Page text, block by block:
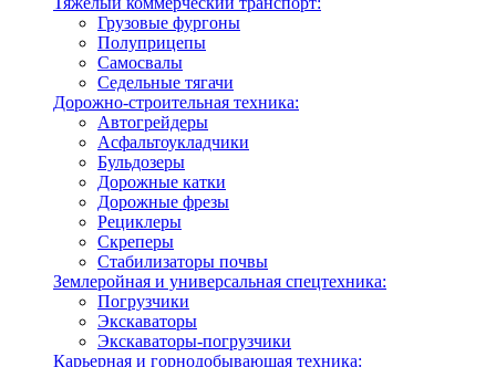
Грузовые фургоны
Полуприцепы
Самосвалы
Седельные тягачи
Дорожно-строительная техника:
Автогрейдеры
Асфальтоукладчики
Бульдозеры
Дорожные катки
Дорожные фрезы
Рециклеры
Скреперы
Стабилизаторы почвы
Землеройная и универсальная спецтехника:
Погрузчики
Экскаваторы
Экскаваторы-погрузчики
Карьерная и горнодобывающая техника: